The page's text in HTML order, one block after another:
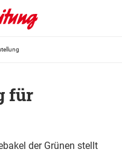
für
der Grünen stellt